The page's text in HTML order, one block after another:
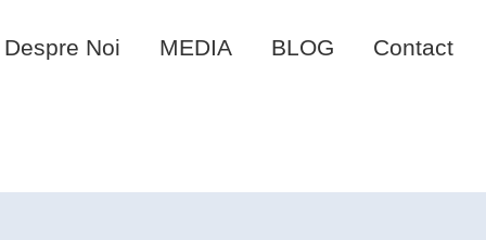
Despre Noi MEDIA BLOG Contact